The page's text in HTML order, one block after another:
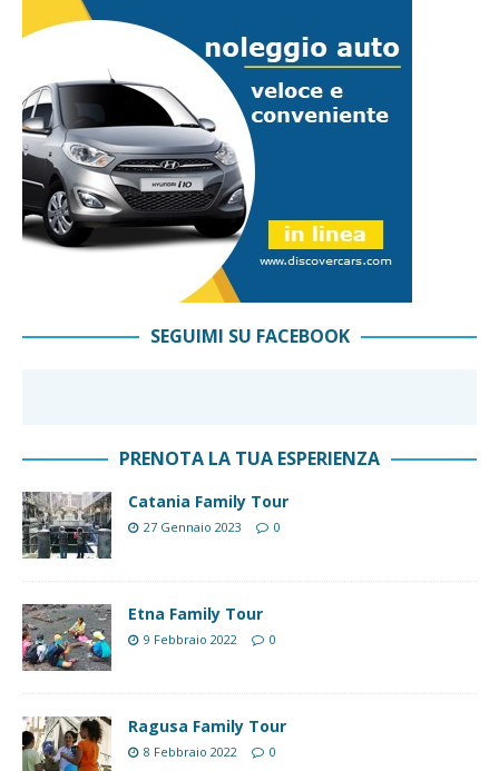
SEGUIMI SU FACEBOOK
PRENOTA LA TUA ESPERIENZA
Catania Family Tour
27 Gennaio 2023 0
Etna Family Tour
9 Febbraio 2022 0
Ragusa Family Tour
8 Febbraio 2022 0